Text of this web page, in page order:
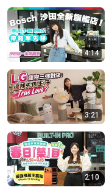
4:14
3:21
2:10